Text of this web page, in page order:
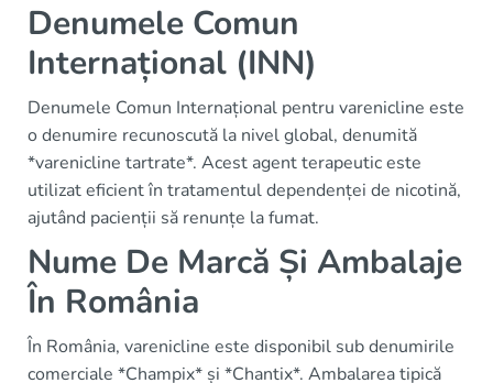
Denumele Comun
Internațional (INN)
Denumele Comun Internațional pentru varenicline este
o denumire recunoscută la nivel global, denumită
*varenicline tartrate*. Acest agent terapeutic este
utilizat eficient în tratamentul dependenței de nicotină,
ajutând pacienții să renunțe la fumat.
Nume De Marcă Și Ambalaje
În România
În România, varenicline este disponibil sub denumirile
comerciale *Champix* și *Chantix*. Ambalarea tipică